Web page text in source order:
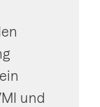
und